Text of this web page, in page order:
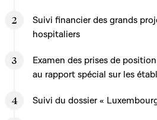
Suivi financier des grands
hospitaliers
Examen des prises de
au rapport spécial sur les
Suivi du dossier «